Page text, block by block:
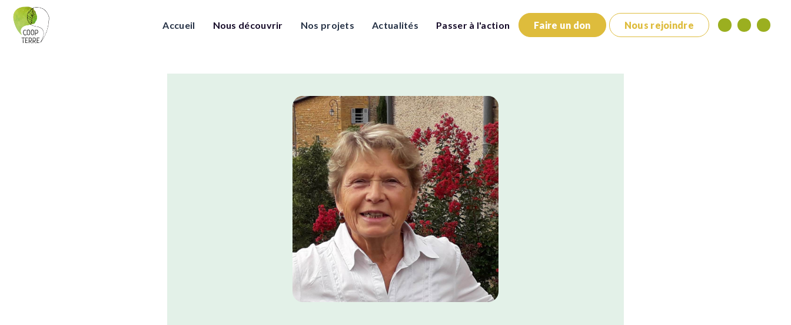
Accueil Nous découvrir Nos projets Actualités Passer à l'action Faire un don Nous rejoindre